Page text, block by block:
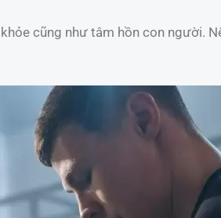
cũng như tâm hồn con người.